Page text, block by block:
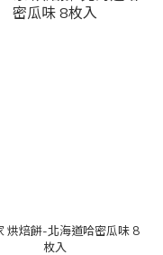
烘焙餅-北海道哈密瓜味 8
枚入